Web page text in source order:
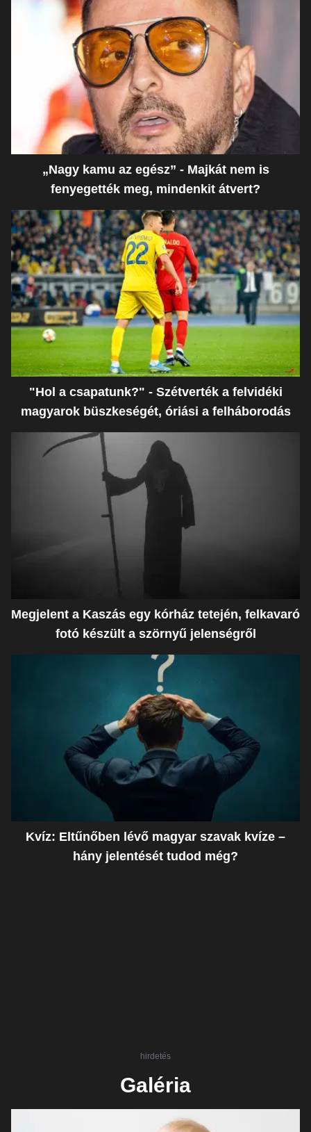
„Nagy kamu az egész” - Majkát nem is
fenyegették meg, mindenkit átvert?
"Hol a csapatunk?" - Szétverték a felvidéki
magyarok büszkeségét, óriási a felháborodás
Megjelent a Kaszás egy kórház tetején, felkavaró
fotó készült a szörnyű jelenségről
Kvíz: Eltűnőben lévő magyar szavak kvíze –
hány jelentését tudod még?
hirdetés
Galéria